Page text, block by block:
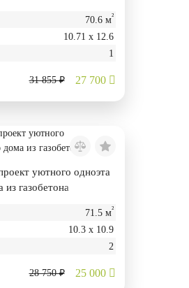
70.6 м²
10.71 х 12.6
1
31 855 ₽ 27 700
уютного одноэта
газобетона
71.5 м²
10.3 х 10.9
2
28 750 ₽ 25 000